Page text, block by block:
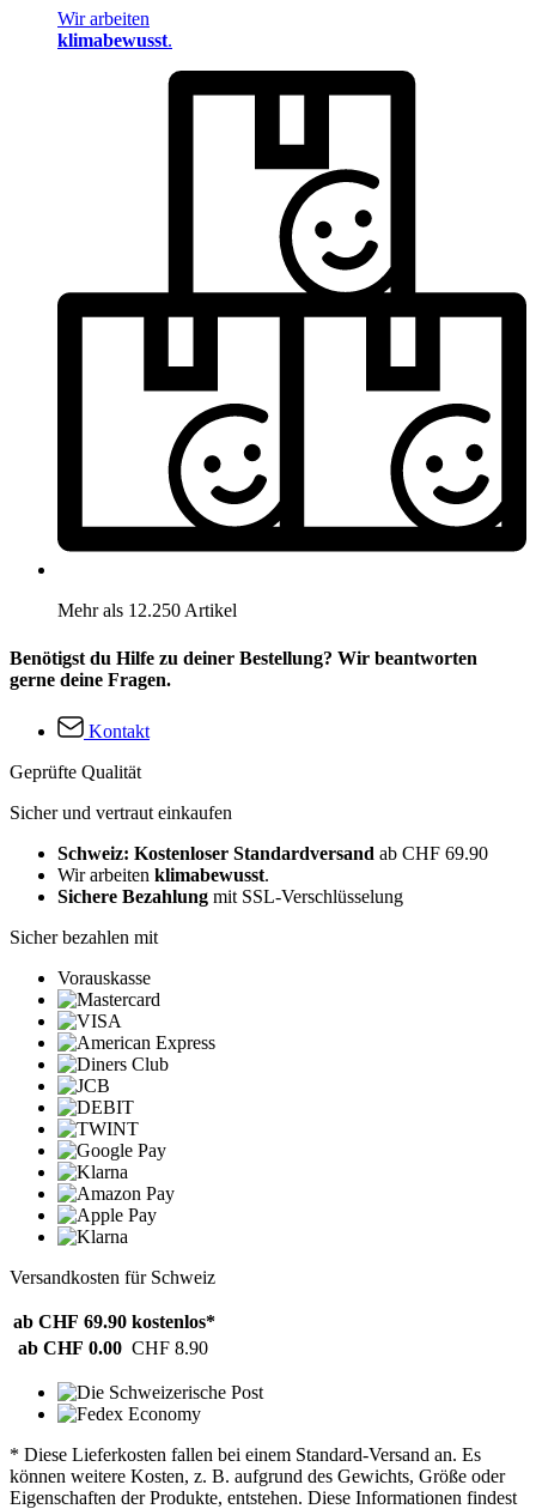
Wir arbeiten
klimabewusst.
Mehr als 12.250 Artikel
Benötigst du Hilfe zu deiner Bestellung? Wir beantworten
gerne deine Fragen.
Kontakt
Geprüfte Qualität
Sicher und vertraut einkaufen
Schweiz: Kostenloser Standardversand ab CHF 69.90
Wir arbeiten klimabewusst.
Sichere Bezahlung mit SSL-Verschlüsselung
Sicher bezahlen mit
Vorauskasse
Versandkosten für Schweiz
ab CHF 69.90 kostenlos*
ab CHF 0.00 CHF 8.90
* Diese Lieferkosten fallen bei einem Standard-Versand an. Es
können weitere Kosten, z. B. aufgrund des Gewichts, Größe oder
Eigenschaften der Produkte, entstehen. Diese Informationen findest